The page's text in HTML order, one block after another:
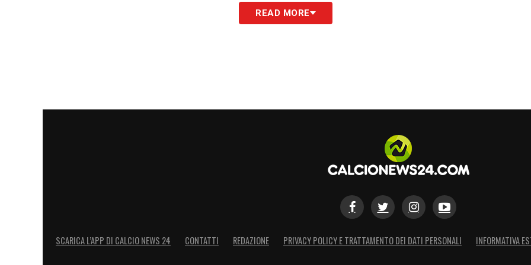
READ MORE
SCARICA L’APP DI CALCIO NEWS 24 CONTATTI REDAZIONE PRIVACY POLICY E TRATTAMENTO DEI DATI PERSONALI INFORMATIVA